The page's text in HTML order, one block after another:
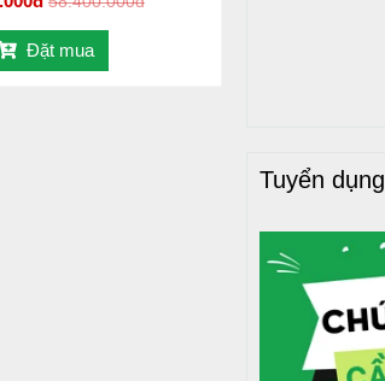
Đặt mua
Tuyển dụng